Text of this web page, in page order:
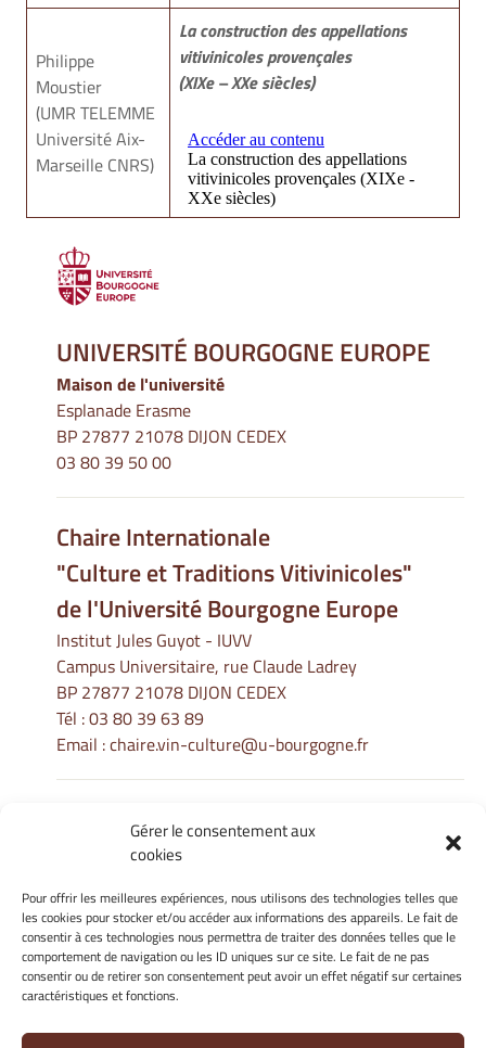
Gérer le consentement aux
cookies
Pour offrir les meilleures expériences, nous utilisons des technologies telles que
les cookies pour stocker et/ou accéder aux informations des appareils. Le fait de
consentir à ces technologies nous permettra de traiter des données telles que le
comportement de navigation ou les ID uniques sur ce site. Le fait de ne pas
consentir ou de retirer son consentement peut avoir un effet négatif sur certaines
caractéristiques et fonctions.
Philippe
Moustier
(UMR TELEMME
Université Aix-
Marseille CNRS)
La construction des appellations
vitivinicoles provençales
(XIXe – XXe siècles)
UNIVERSITÉ BOURGOGNE EUROPE
Maison de l'université
Esplanade Erasme
BP 27877 21078 DIJON CEDEX
03 80 39 50 00
Chaire Internationale
"Culture et Traditions Vitivinicoles"
de l'Université Bourgogne Europe
Institut Jules Guyot - IUVV
Campus Universitaire, rue Claude Ladrey
BP 27877 21078 DIJON CEDEX
Tél :03 80 39 63 89
Email :chaire.vin-culture@u-bourgogne.fr
Informations Légales
Gérer mes cookies
Politique de cookies
Déclaration de confidentialité
Avertissement